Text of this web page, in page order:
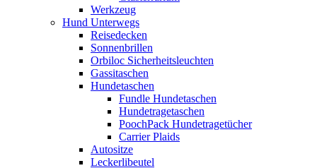
Werkzeug
Hund Unterwegs
Reisedecken
Sonnenbrillen
Orbiloc Sicherheitsleuchten
Gassitaschen
Hundetaschen
Fundle Hundetaschen
Hundetragetaschen
PoochPack Hundetragetücher
Carrier Plaids
Autositze
Leckerlibeutel